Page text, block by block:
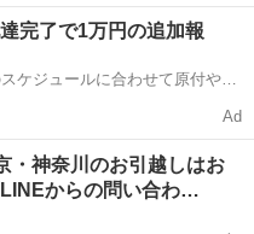
電の組立て代
行まで可能 経験豊富なスタッフがお伺いして組立て致します。 ...
完了で1万円の追加報
ケジュールに合わせて原付や電
Ad
・神奈川のお引越しはお
からの問い合わ…